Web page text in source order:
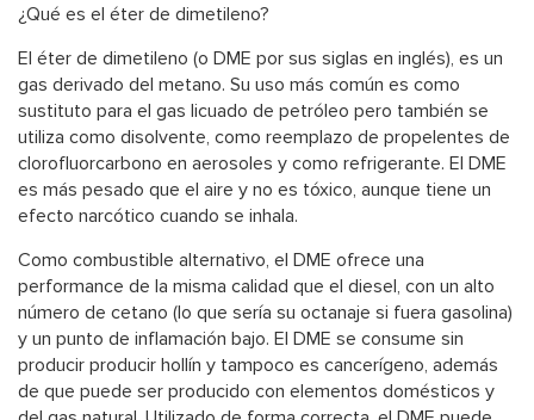
¿Qué es el éter de dimetileno?
El éter de dimetileno (o DME por sus siglas en inglés), es un
gas derivado del metano. Su uso más común es como
sustituto para el gas licuado de petróleo pero también se
utiliza como disolvente, como reemplazo de propelentes de
clorofluorcarbono en aerosoles y como refrigerante. El DME
es más pesado que el aire y no es tóxico, aunque tiene un
efecto narcótico cuando se inhala.
Como combustible alternativo, el DME ofrece una
performance de la misma calidad que el diesel, con un alto
número de cetano (lo que sería su octanaje si fuera gasolina)
y un punto de inflamación bajo. El DME se consume sin
producir producir hollín y tampoco es cancerígeno, además
de que puede ser producido con elementos domésticos y